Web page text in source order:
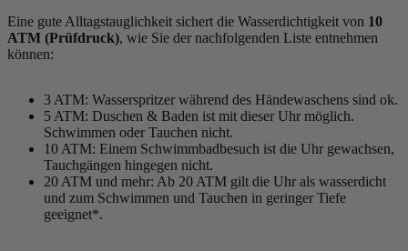
Eine gute Alltagstauglichkeit sichert die Wasserdichtigkeit von 10
ATM (Prüfdruck), wie Sie der nachfolgenden Liste entnehmen
können:
3 ATM: Wasserspritzer während des Händewaschens sind ok.
5 ATM: Duschen & Baden ist mit dieser Uhr möglich.
Schwimmen oder Tauchen nicht.
10 ATM: Einem Schwimmbadbesuch ist die Uhr gewachsen,
Tauchgängen hingegen nicht.
20 ATM und mehr: Ab 20 ATM gilt die Uhr als wasserdicht
und zum Schwimmen und Tauchen in geringer Tiefe
geeignet*.